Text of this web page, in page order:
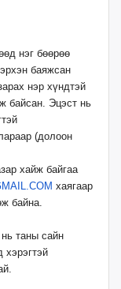
нэг бөөрөө
баяжсан
нэр хүндтэй
байсан. Эцэст нь
(долоон
хайж байгаа
хаягаар
байна.
таны сайн
хэрэгтэй